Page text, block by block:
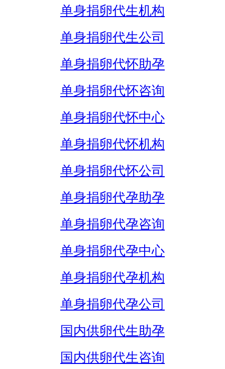
单身捐卵代生机构
单身捐卵代生公司
单身捐卵代怀助孕
单身捐卵代怀咨询
单身捐卵代怀中心
单身捐卵代怀机构
单身捐卵代怀公司
单身捐卵代孕助孕
单身捐卵代孕咨询
单身捐卵代孕中心
单身捐卵代孕机构
单身捐卵代孕公司
国内供卵代生助孕
国内供卵代生咨询